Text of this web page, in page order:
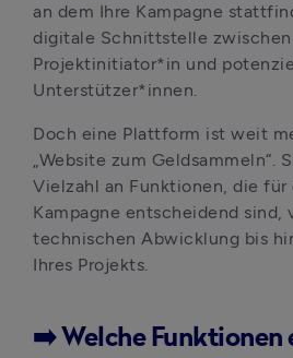
an dem Ihre Kampagne
digitale Schnittstelle zwischen
Projektinitiator*in und
Unterstützer*innen.
Doch eine Plattform ist weit
„Website zum Geldsammeln“.
Vielzahl an Funktionen, die für
Kampagne entscheidend sind,
technischen Abwicklung bis
Ihres Projekts.
➡️ Welche Funktionen